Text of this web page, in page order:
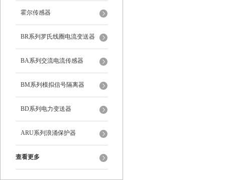
霍尔传感器
BR系列罗氏线圈电流变送器
BA系列交流电流传感器
BM系列模拟信号隔离器
BD系列电力变送器
ARU系列浪涌保护器
查看更多